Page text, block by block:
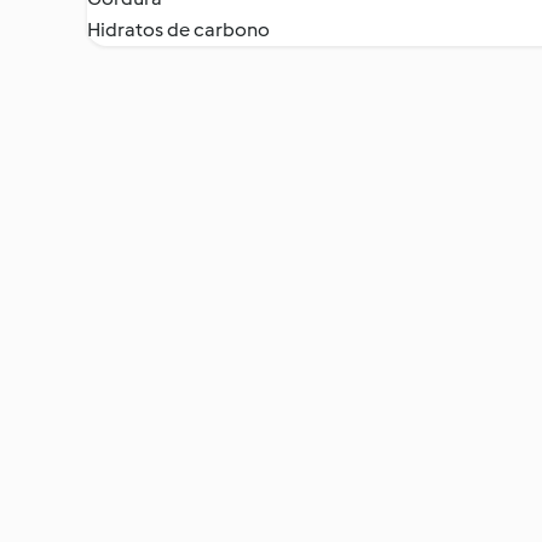
Hidratos de carbono